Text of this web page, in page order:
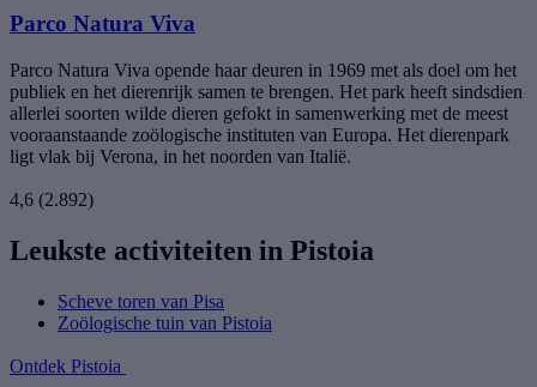
Parco Natura Viva
Parco Natura Viva opende haar deuren in 1969 met als doel om het
publiek en het dierenrijk samen te brengen. Het park heeft sindsdien
allerlei soorten wilde dieren gefokt in samenwerking met de meest
vooraanstaande zoölogische instituten van Europa. Het dierenpark
ligt vlak bij Verona, in het noorden van Italië.
4,6 (2.892)
Leukste activiteiten in Pistoia
Scheve toren van Pisa
Zoölogische tuin van Pistoia
Ontdek Pistoia